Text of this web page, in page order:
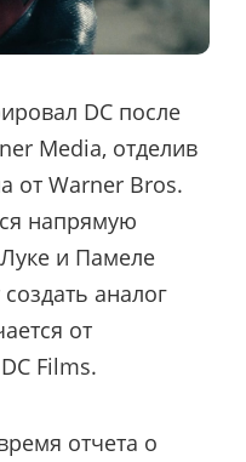
DC после
Media, отделив
от Warner Bros.
напрямую
и Памеле
аналог
от
Films.
отчета о